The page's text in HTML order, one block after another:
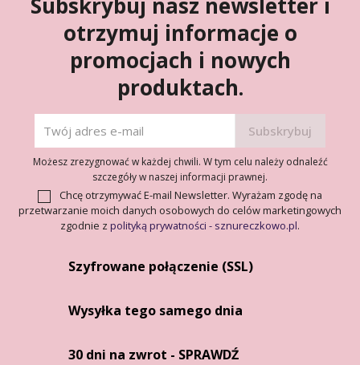
Subskrybuj nasz newsletter i
otrzymuj informacje o
promocjach i nowych
produktach.
Możesz zrezygnować w każdej chwili. W tym celu należy odnaleźć
szczegóły w naszej informacji prawnej.
Chcę otrzymywać E-mail Newsletter. Wyrażam zgodę na
przetwarzanie moich danych osobowych do celów marketingowych
zgodnie z polityką prywatności - sznureczkowo.pl.
Szyfrowane połączenie (SSL)
Wysyłka tego samego dnia
30 dni na zwrot - SPRAWDŹ